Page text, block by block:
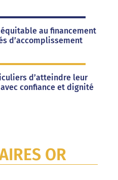
au financement
d’accomplissement
d’atteindre leur
confiance et dignité
OR